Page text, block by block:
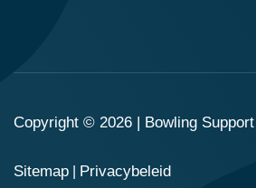
Copyright © 2026 | Bowling Support
Sitemap Privacybeleid